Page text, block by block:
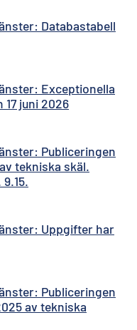
Databastabell
Exceptionella
juni 2026
Publiceringen
tekniska skäl.
Uppgifter har
Publiceringen
av tekniska